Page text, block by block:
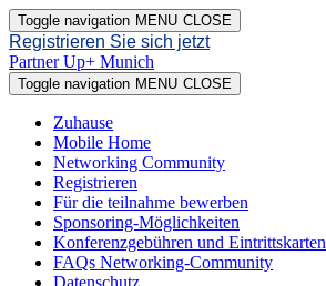
Toggle navigation MENU CLOSE
Registrieren Sie sich jetzt
Partner Up+ Munich
Toggle navigation MENU CLOSE
Zuhause
Mobile Home
Networking Community
Registrieren
Für die teilnahme bewerben
Sponsoring-Möglichkeiten
Konferenzgebühren und Eintrittskarten
FAQs Networking-Community
Datenschutz